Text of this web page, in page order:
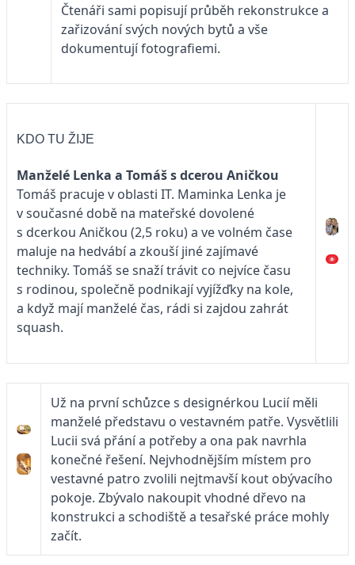
Čtenáři sami popisují průběh rekonstrukce a
zařizování svých nových bytů a vše
dokumentují fotografiemi.
KDO TU ŽIJE
Manželé Lenka a Tomáš s dcerou Aničkou
Tomáš pracuje v oblasti IT. Maminka Lenka je
v současné době na mateřské dovolené
s dcerkou Aničkou (2,5 roku) a ve volném čase
maluje na hedvábí a zkouší jiné zajímavé
techniky. Tomáš se snaží trávit co nejvíce času
s rodinou, společně podnikají vyjížďky na kole,
a když mají manželé čas, rádi si zajdou zahrát
squash.
Už na první schůzce s designérkou Lucií měli
manželé představu o vestavném patře. Vysvětlili
Lucii svá přání a potřeby a ona pak navrhla
konečné řešení. Nejvhodnějším místem pro
vestavné patro zvolili nejtmavší kout obývacího
pokoje. Zbývalo nakoupit vhodné dřevo na
konstrukci a schodiště a tesařské práce mohly
začít.